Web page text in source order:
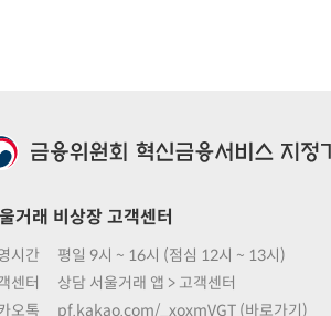
거래 비상장 고객센터
시간
평일 9시 ~ 16시 (점심 12시 ~ 13시)
센터
상담 서울거래 앱 > 고객센터
오톡
pf.kakao.com/_xoxmVGT (바로가기)